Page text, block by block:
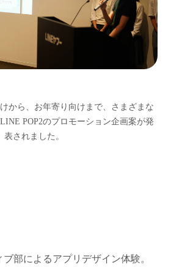
から、お年寄り向けまで、さまざまな
POP2のプロモーション企画案が発
表されました。
部によるアプリデザイン体験。